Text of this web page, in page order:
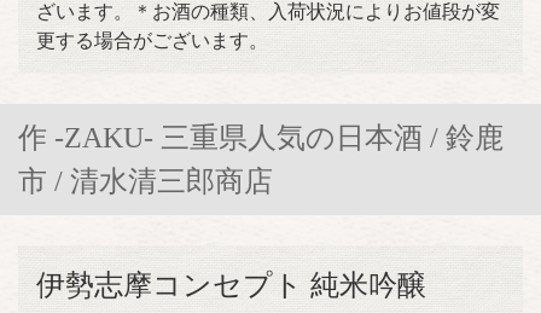
ざいます。＊お酒の種類、入荷状況によりお値段が変
更する場合がございます。
作 -ZAKU- 三重県人気の日本酒 / 鈴鹿
市 / 清水清三郎商店
伊勢志摩コンセプト 純米吟醸